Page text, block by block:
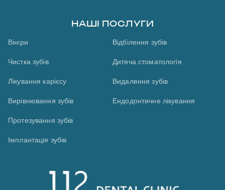
НАШІ ПОСЛУГИ
Вініри
Чистка зубів
Лікування карієсу
Вирівнювання зубів
Протезування зубів
Імплантація зубів
Відбілення зубів
Дитяча стоматологія
Видалення зубів
Ендодонтичне лікування